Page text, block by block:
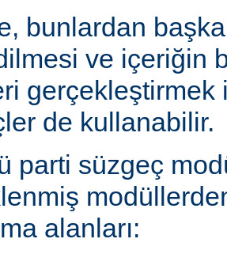
bunlardan
ve içeriğin
gerçekleştirmek
de kullanabilir.
parti süzgeç
alanları: